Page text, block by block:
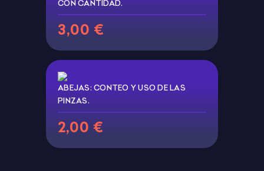
CON CANTIDAD.
3,00 €
ABEJAS: CONTEO Y USO DE LAS
PINZAS.
2,00 €